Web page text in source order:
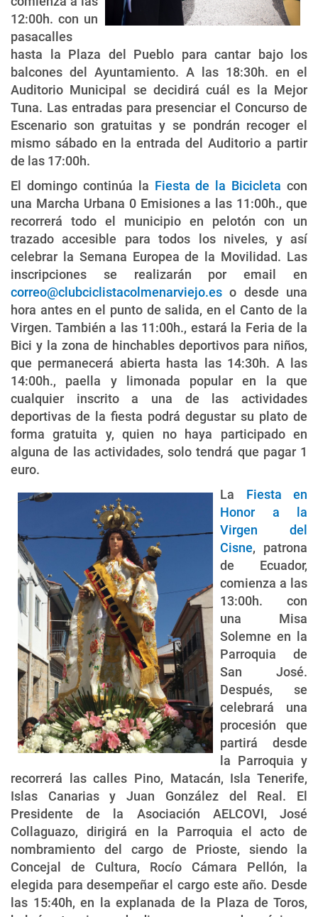
12:00h. con un
pasacalles
hasta la Plaza del Pueblo para cantar bajo los
balcones del Ayuntamiento. A las 18:30h. en el
Auditorio Municipal se decidirá cuál es la Mejor
Tuna. Las entradas para presenciar el Concurso de
Escenario son gratuitas y se pondrán recoger el
mismo sábado en la entrada del Auditorio a partir
de las 17:00h.
El domingo continúa la Fiesta de la Bicicleta con
una Marcha Urbana 0 Emisiones a las 11:00h., que
recorrerá todo el municipio en pelotón con un
trazado accesible para todos los niveles, y así
celebrar la Semana Europea de la Movilidad. Las
inscripciones se realizarán por email en
correo@clubciclistacolmenarviejo.es o desde una
hora antes en el punto de salida, en el Canto de la
Virgen. También a las 11:00h., estará la Feria de la
Bici y la zona de hinchables deportivos para niños,
que permanecerá abierta hasta las 14:30h. A las
14:00h., paella y limonada popular en la que
cualquier inscrito a una de las actividades
deportivas de la fiesta podrá degustar su plato de
forma gratuita y, quien no haya participado en
alguna de las actividades, solo tendrá que pagar 1
euro.
La Fiesta en
Honor a la
Virgen del
Cisne, patrona
de Ecuador,
comienza a las
13:00h. con
una Misa
Solemne en la
Parroquia de
San José.
Después, se
celebrará una
procesión que
partirá desde
la Parroquia y
recorrerá las calles Pino, Matacán, Isla Tenerife,
Islas Canarias y Juan González del Real. El
Presidente de la Asociación AELCOVI, José
Collaguazo, dirigirá en la Parroquia el acto de
nombramiento del cargo de Prioste, siendo la
Concejal de Cultura, Rocío Cámara Pellón, la
elegida para desempeñar el cargo este año. Desde
las 15:40h, en la explanada de la Plaza de Toros,